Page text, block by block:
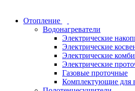
Отопление
Водонагреватели
Электрические
Электрические
Электрические
Электрические
Газовые проточные
Комплектующие для